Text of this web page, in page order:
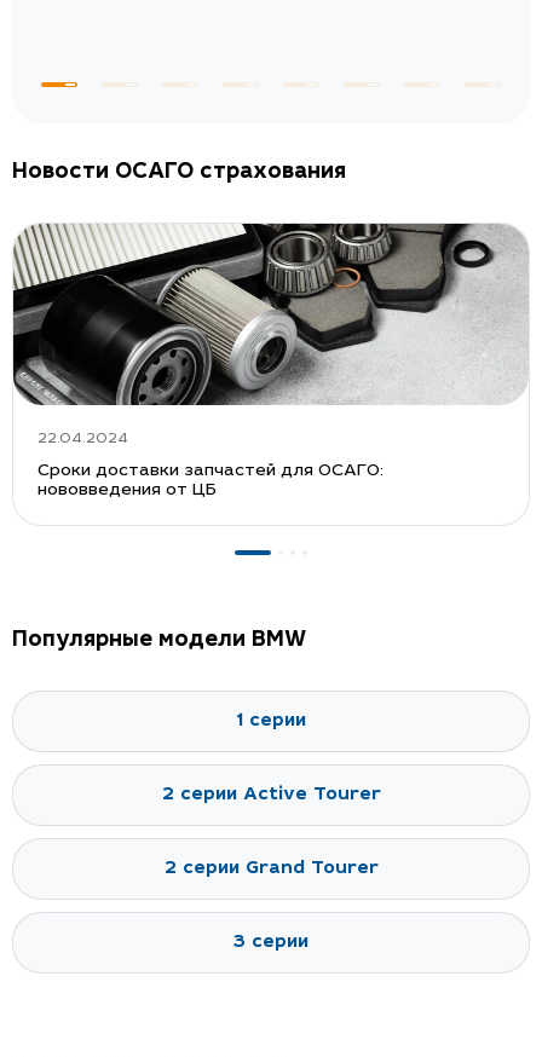
Новости ОСАГО страхования
22.04.2024
Сроки доставки запчастей для ОСАГО:
нововведения от ЦБ
Популярные модели BMW
1 серии
2 серии Active Tourer
2 серии Grand Tourer
3 серии